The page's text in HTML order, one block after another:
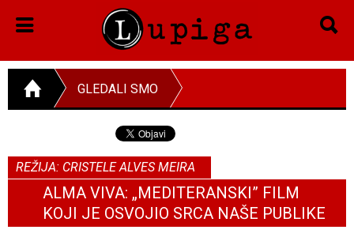
GLEDALI SMO
REŽIJA: CRISTELE ALVES MEIRA
ALMA VIVA: „MEDITERANSKI” FILM
KOJI JE OSVOJIO SRCA NAŠE PUBLIKE